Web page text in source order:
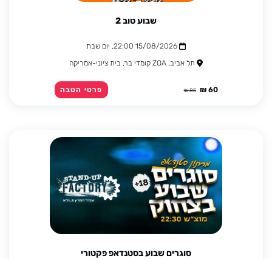
שבוע טוב 2
15/08/2026 22:00, יום שבת
תל אביב, ZOA קומדי בר, בית ציוני-אמריקה
60 ₪
85 ₪ פרטי הטבה
סוגרים שבוע בסטנדאפ פקטורי